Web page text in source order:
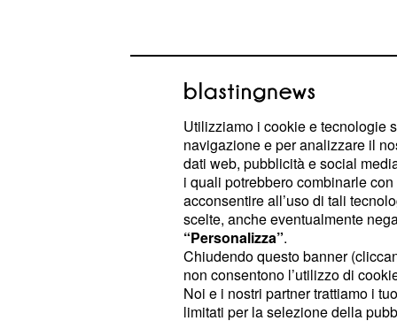
L'astrologia regala il primo posto
dell'Ariete, mentre sfavorisce il
ragioni.
Classifica e
14 giugno 2026: dai
quelli top
Utilizziamo i cookie e tecnologie
navigazione e per analizzare il
dati web, pubblicità e social
i quali potrebbero combinarle
acconsentire all’uso di tali
scelte, anche eventualmente
“Personalizza”.
Chiudendo questo banner
non consentono l’utilizzo di
Noi e i nostri partner trattiamo i
limitati per la selezione della